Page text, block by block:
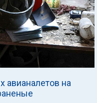
авианалетов на